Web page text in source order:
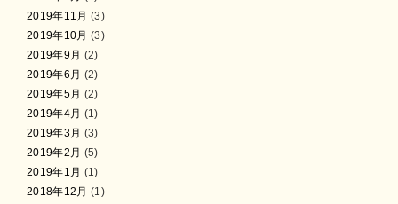
2019年11月 (3)
2019年10月 (3)
2019年9月 (2)
2019年6月 (2)
2019年5月 (2)
2019年4月 (1)
2019年3月 (3)
2019年2月 (5)
2019年1月 (1)
2018年12月 (1)